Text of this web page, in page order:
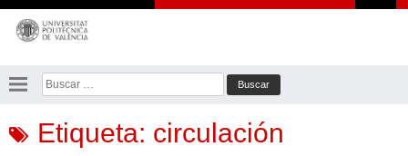
Saltar
contenido
Buscar:
Etiqueta: circulación